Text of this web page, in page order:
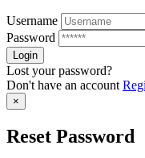
Username
Password
Lost your password?
Don't have an account
×
Reset Password